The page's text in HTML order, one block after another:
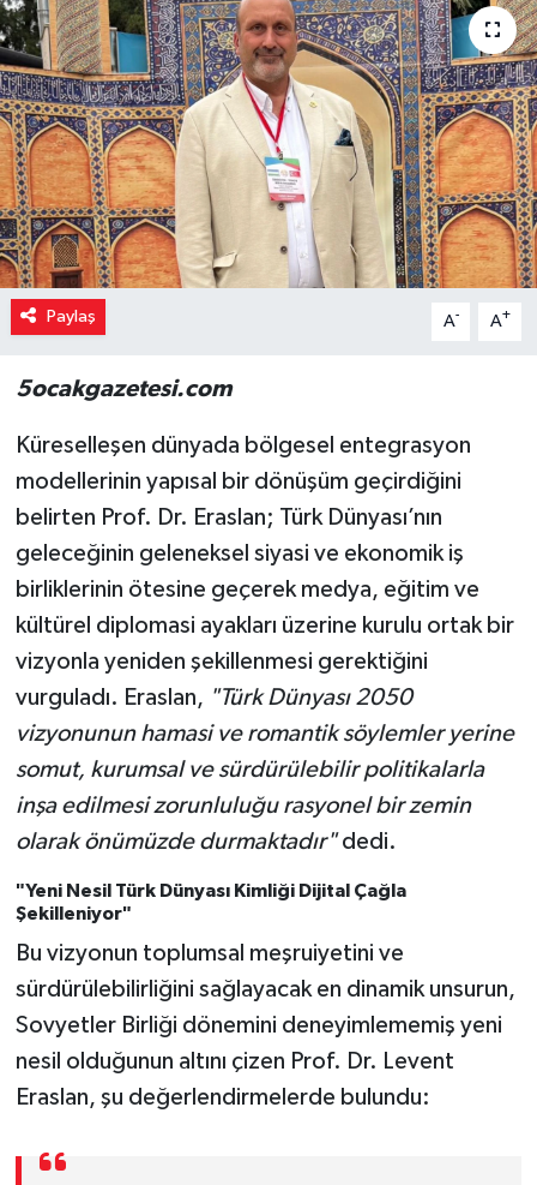
Paylaş A- A+
5ocakgazetesi.com
Küreselleşen dünyada bölgesel entegrasyon
modellerinin yapısal bir dönüşüm geçirdiğini
belirten Prof. Dr. Eraslan; Türk Dünyası’nın
geleceğinin geleneksel siyasi ve ekonomik iş
birliklerinin ötesine geçerek medya, eğitim ve
kültürel diplomasi ayakları üzerine kurulu ortak bir
vizyonla yeniden şekillenmesi gerektiğini
vurguladı. Eraslan, "Türk Dünyası 2050
vizyonunun hamasi ve romantik söylemler yerine
somut, kurumsal ve sürdürülebilir politikalarla
inşa edilmesi zorunluluğu rasyonel bir zemin
olarak önümüzde durmaktadır"dedi.
"Yeni Nesil Türk Dünyası Kimliği Dijital Çağla
Şekilleniyor"
Bu vizyonun toplumsal meşruiyetini ve
sürdürülebilirliğini sağlayacak en dinamik unsurun,
Sovyetler Birliği dönemini deneyimlememiş yeni
nesil olduğunun altını çizen Prof. Dr. Levent
Eraslan, şu değerlendirmelerde bulundu:
Yerel Yönetimler
Yurttan